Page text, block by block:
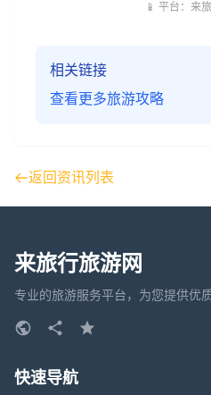
📱 平台：来
相关链接
查看更多旅游攻略
返回资讯列表
来旅行旅游网
专业的旅游服务平台，为您提供优
快速导航